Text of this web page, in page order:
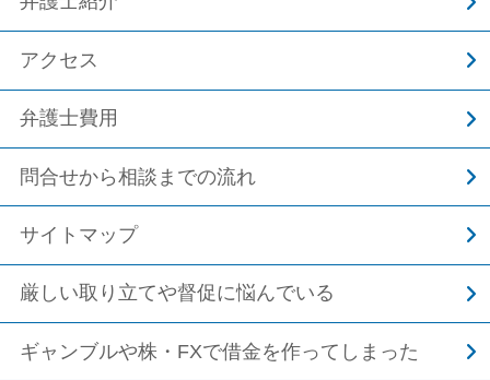
アクセス
弁護士費用
問合せから相談までの流れ
サイトマップ
厳しい取り立てや督促に悩んでいる
ギャンブルや株・FXで借金を作ってしまった